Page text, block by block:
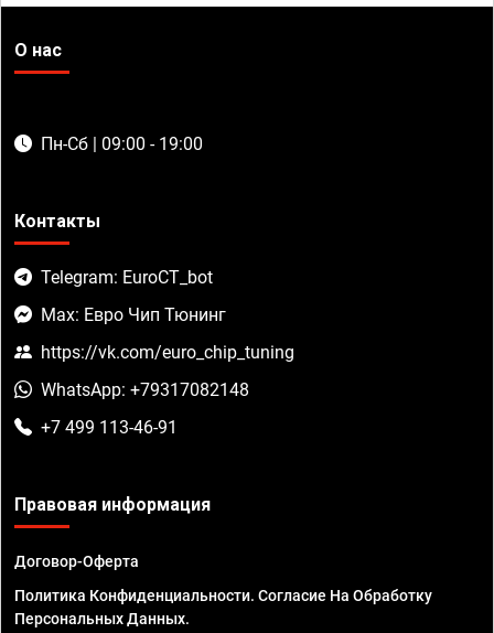
О нас
Пн-Сб | 09:00 - 19:00
Контакты
Telegram: EuroCT_bot
Max: Евро Чип Тюнинг
https://vk.com/euro_chip_tuning
WhatsApp: +79317082148
+7 499 113-46-91
Правовая информация
Договор-Оферта
Политика Конфиденциальности. Согласие На Обработку
Персональных Данных.